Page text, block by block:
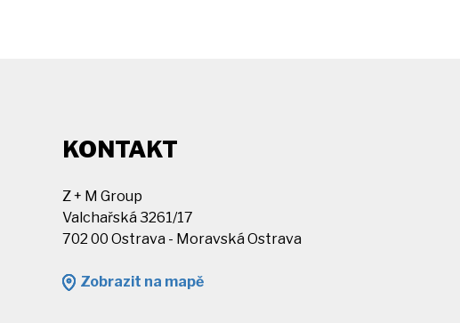
KONTAKT
Z + M Group
Valchařská 3261/17
702 00 Ostrava - Moravská Ostrava
Zobrazit na mapě